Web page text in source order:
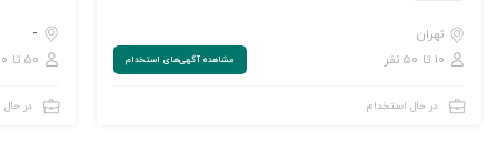
تهران
۱۰ تا ۵۰ نفر
مشاهده‌ آگهی‌های استخدام
در حال استخدام
-
۵۰ تا ۲۵۰ نفر
در